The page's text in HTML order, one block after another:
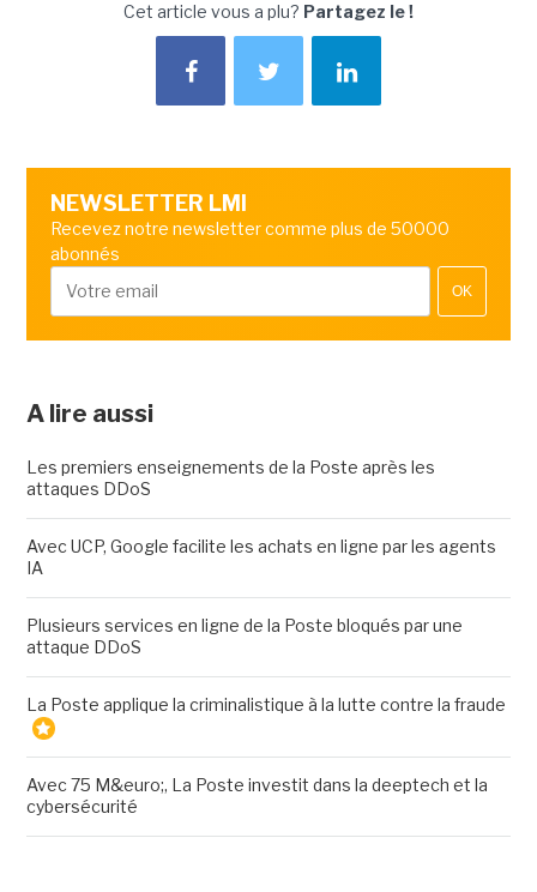
Cet article vous a plu? Partagez le !
NEWSLETTER LMI
Recevez notre newsletter comme plus de 50000
abonnés
OK
A lire aussi
Les premiers enseignements de la Poste après les
attaques DDoS
Avec UCP, Google facilite les achats en ligne par les agents
IA
Plusieurs services en ligne de la Poste bloqués par une
attaque DDoS
La Poste applique la criminalistique à la lutte contre la fraude
Avec 75 M&euro;, La Poste investit dans la deeptech et la
cybersécurité